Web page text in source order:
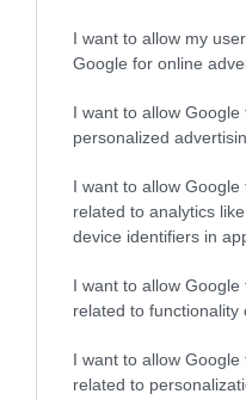
I want to allow my
Google for online
I want to allow Google
personalized
I want to allow
related to analytics
device identifiers in
I want to allow
related to functionality
I want to allow
related to